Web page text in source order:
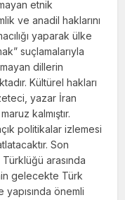
etnik
ve anadil haklarını
yaparak ülke
suçla­malarıyla
dillerin
Kültürel hakları
yazar İran
kalmıştır.
politikalar izlemesi
Son
arasında
gelecekte Türk
yapısında önemli